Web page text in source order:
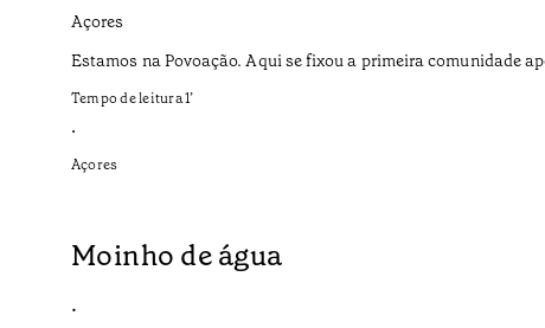
Açores
Estamos na Povoação. Aqui se fixou a primeira comunidade
Tempo de leitura1’
•
Açores
Moinho de água
•